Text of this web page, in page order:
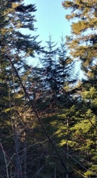
Nord,Amériques,Blog